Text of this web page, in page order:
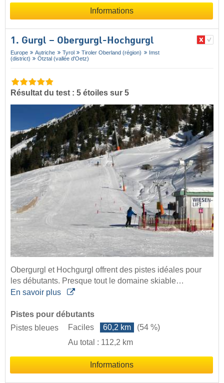
Informations
1. Gurgl – Obergurgl-Hochgurgl
Europe Autriche Tyrol Tiroler Oberland (région)
Imst
(district)
Ötztal (vallée d'Oetz)
Résultat du test : 5 étoiles sur 5
Obergurgl et Hochgurgl offrent des pistes idéales pour
les débutants. Presque tout le domaine skiable…
En savoir plus
Pistes pour débutants
Pistes bleues
Faciles 60,2 km
(54 %)
Au total : 112,2 km
Informations